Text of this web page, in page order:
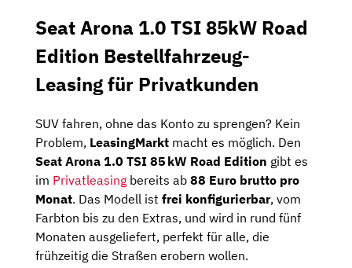
Seat Arona 1.0 TSI 85kW Road
Edition Bestellfahrzeug-
Leasing für Privatkunden
SUV fahren, ohne das Konto zu sprengen? Kein
Problem, LeasingMarkt macht es möglich. Den
Seat Arona 1.0 TSI 85 kW Road Edition gibt es
im Privatleasing bereits ab 88 Euro brutto pro
Monat. Das Modell ist frei konfigurierbar, vom
Farbton bis zu den Extras, und wird in rund fünf
Monaten ausgeliefert, perfekt für alle, die
frühzeitig die Straßen erobern wollen.